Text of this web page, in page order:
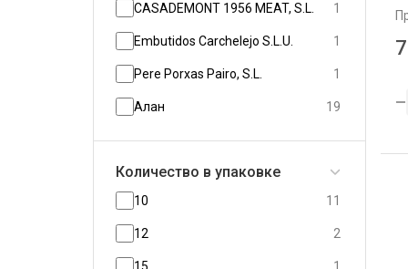
CASADEMONT 1956 MEAT, S.L. 1
Embutidos Carchelejo S.L.U. 1
Pere Porxas Pairo, S.L. 1
Алан 19
Спец Цех 3
Количество в упаковке
10 11
12 2